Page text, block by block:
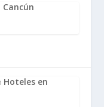
Cancún
Hoteles en